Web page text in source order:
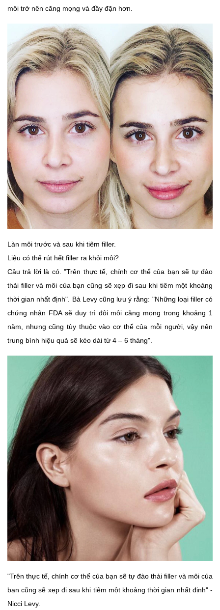
môi trở nên căng mọng và đầy đặn hơn.
Làn môi trước và sau khi tiêm filler.
Liệu có thể rút hết filler ra khỏi môi?
Câu trả lời là có. "Trên thực tế, chính cơ thể của bạn sẽ tự đào
thải filler và môi của bạn cũng sẽ xẹp đi sau khi tiêm một khoảng
thời gian nhất định". Bà Levy cũng lưu ý rằng: "Những loại filler có
chứng nhận FDA sẽ duy trì đôi môi căng mọng trong khoảng 1
năm, nhưng cũng tùy thuộc vào cơ thể của mỗi người, vậy nên
trung bình hiệu quả sẽ kéo dài từ 4 – 6 tháng".
"Trên thực tế, chính cơ thể của bạn sẽ tự đào thải filler và môi của
bạn cũng sẽ xẹp đi sau khi tiêm một khoảng thời gian nhất định" -
Nicci Levy.